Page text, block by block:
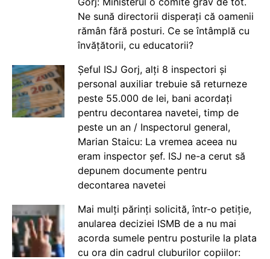
Ne sună directorii disperați că oamenii
rămân fără posturi. Ce se întâmplă cu
învățătorii, cu educatorii?
Șeful ISJ Gorj, alți 8 inspectori și
personal auxiliar trebuie să returneze
peste 55.000 de lei, bani acordați
pentru decontarea navetei, timp de
peste un an / Inspectorul general,
Marian Staicu: La vremea aceea nu
eram inspector șef. ISJ ne-a cerut să
depunem documente pentru
decontarea navetei
Mai mulți părinți solicită, într-o petiție,
anularea deciziei ISMB de a nu mai
acorda sumele pentru posturile la plata
cu ora din cadrul cluburilor copiilor: